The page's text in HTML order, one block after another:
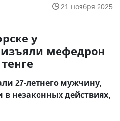
21 ноября 2025
у
мефедрон
27-летнего мужчину,
в незаконных действиях,